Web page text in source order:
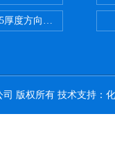
厚度方向性钢板拉伸试验
版权所有 技术支持：